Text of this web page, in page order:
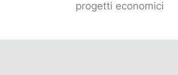
progetti economici